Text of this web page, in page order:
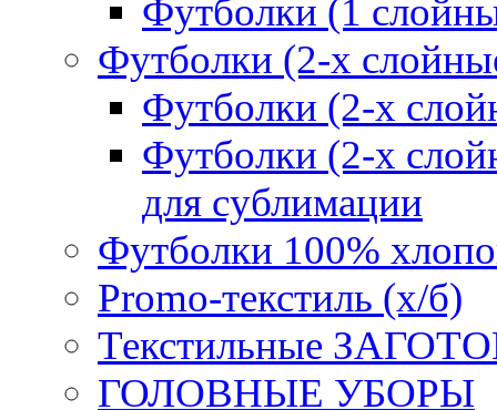
Футболки (1
Футболки (2-х
Футболки (2-х
Футболки (2-х
для сублимации
Футболки 100%
Promo-текстиль (х/б)
Текстильные
ГОЛОВНЫЕ УБОРЫ